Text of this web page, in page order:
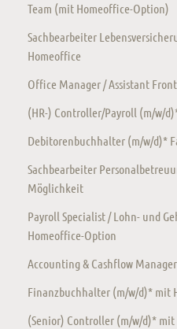
Team (mit Homeoffice-Option)
Sachbearbeiter
Homeoffice
Office Manager / Assistant
(HR-) Controller/Payroll (m/w/
Debitorenbuchhalter (m/w/d)*
Sachbearbeiter
Möglichkeit
Payroll Specialist / Lohn- und
Homeoffice-Option
Accounting & Cashflow
Finanzbuchhalter (m/w/d)* mit
(Senior) Controller (m/w/d)*